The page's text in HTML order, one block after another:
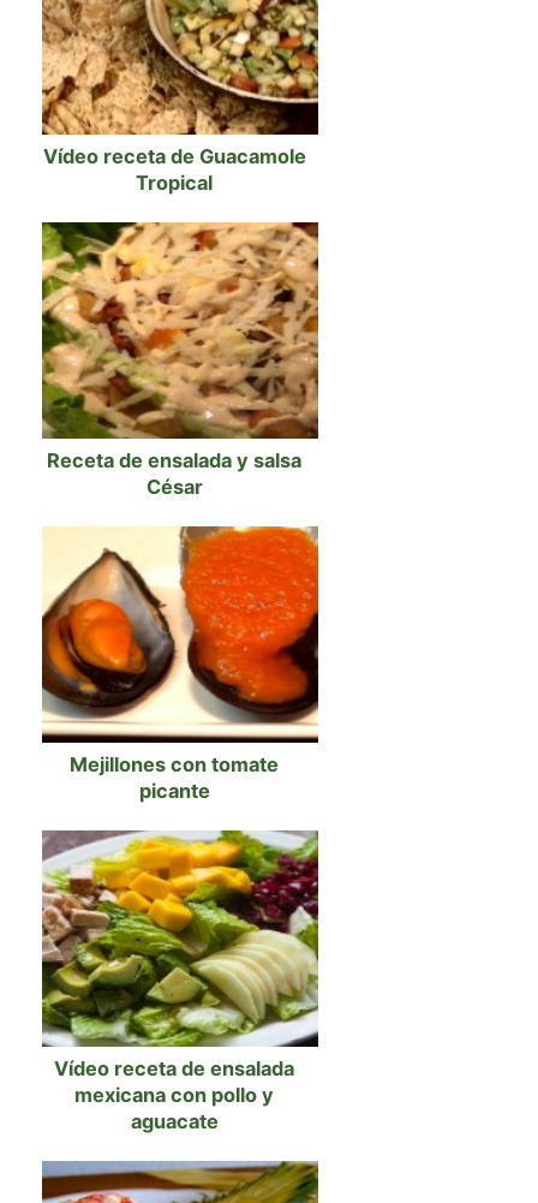
Vídeo receta de Guacamole
Tropical
Receta de ensalada y salsa
César
Mejillones con tomate
picante
Vídeo receta de ensalada
mexicana con pollo y
aguacate